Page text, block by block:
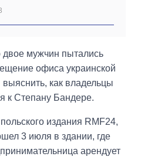
двое мужчин пытались
офиса украинской
как владельцы
к Степану Бандере.
издания RMF24,
3 июля в здании, где
арендует